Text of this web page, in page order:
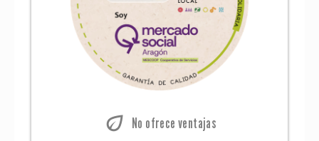
eco No ofrece ventajas